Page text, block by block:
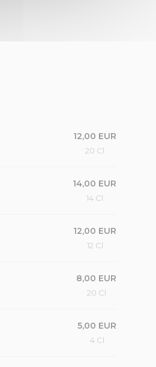
12,00 EUR
20 Cl
14,00 EUR
14 Cl
12,00 EUR
12 Cl
8,00 EUR
20 Cl
5,00 EUR
4 Cl